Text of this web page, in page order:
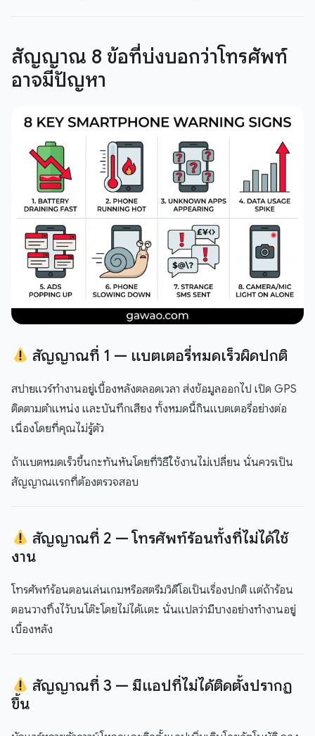
สัญญาณ 8 ข้อที่บ่งบอกว่าโทรศัพท์
อาจมีปัญหา
สัญญาณที่ 1 — แบตเตอรี่หมดเร็วผิดปกติ
สปายแวร์ทำงานอยู่เบื้องหลังตลอดเวลา ส่งข้อมูลออกไป เปิด GPS
ติดตามตำแหน่ง และบันทึกเสียง ทั้งหมดนี้กินแบตเตอรี่อย่างต่อ
เนื่องโดยที่คุณไม่รู้ตัว
ถ้าแบตหมดเร็วขึ้นกะทันหันโดยที่วิธีใช้งานไม่เปลี่ยน นั่นควรเป็น
สัญญาณแรกที่ต้องตรวจสอบ
สัญญาณที่ 2 — โทรศัพท์ร้อนทั้งที่ไม่ได้ใช้
งาน
โทรศัพท์ร้อนตอนเล่นเกมหรือสตรีมวิดีโอเป็นเรื่องปกติ แต่ถ้าร้อน
ตอนวางทิ้งไว้บนโต๊ะโดยไม่ได้แตะ นั่นแปลว่ามีบางอย่างทำงานอยู่
เบื้องหลัง
สัญญาณที่ 3 — มีแอปที่ไม่ได้ติดตั้งปรากฏ
ขึ้น